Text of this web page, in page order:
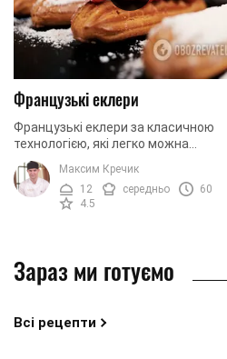
Французькі еклери
Французькі еклери за класичною
технологією, які легко можна
приготувати вдома. Сьогодні ми
готуємо еклери із заварним кремом.
Щоб надати крему ...
Максим Кречик
12
середньо
60
4.5
Зараз ми готуємо
Всі рецепти